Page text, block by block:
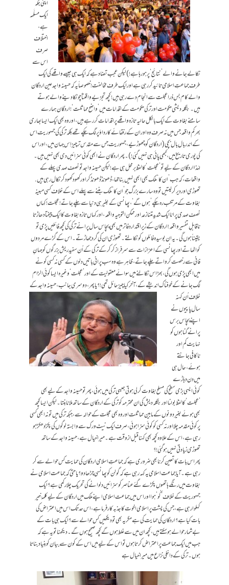
اپنی جگہ
ایک مسلَّمہ
ہے،
اختلاف
صرف
اس سے
نکالے جانے والے ’نتائج‘ پر ہو رہا ہے!) لیکن عجب تضاد ہے کہ ایک ہی جیسے واقعے کی ایک
طرف جماعتِ اسلامی تائید کر رہی ہے اور ایک طرف مخالفت! خصوصاً یہ کہ حسینہ واجد عین اردگان
والے کام بس ذرا عجلت سے انجام دے رہی ہیں! کچھ تجزیے واقعتاً چونکا دینے والے ہوتے
ہیں۔ بنگلہ دیشی حکومت اور ترکی حکومت کے اقدامات میں ’واضح مماثلت‘! اردگان ہمارے
سامنے بغاوت کے ایک بالکل حالیہ تازہ واقعے پر اقدامات کر رہے ہیں، اور وہ بھی ایک ایسا بھاری
بھرکم واقعہ جس میں نہ صرف وہ اور ان کے رفقائےکار داؤ پر لگ چکے تھے بلکہ ترکی کی جمہوریت اس
کے اندر بال بال بچی (اردگان کو چھوڑیے، جمہوریت جس سے مقدس تر چیز اِس جہان میں، اور اس
کی پوری تاریخ میں، کبھی پائی ہی نہیں گئی!)۔ پھر اردگان نے ابھی کوئی سزائیں دی بھی نہیں ہیں۔
لہٰذا اردگان کےلیے تو ’عجلت‘ کا لفظ برمحل ہی ہے! لیکن حسینہ واجد تو نصف صدی پہلے کے
واقعات، کہ جب ’ان کا‘ ملک بھی ابھی نہیں بنا تھا، ڈھونڈ ڈھونڈ کر اور کھود کھود کر نکال رہی ہیں.
تھوڑی اور دیر کر لیتیں تو وہ سارے بزرگ جو ’ان کا‘ ملک بننے سے پہلے اس کے خلاف کسی مبینہ
بغاوت کے مرتکب رہ چکے ’ہوں گے‘، پھانسی کے بغیر ہی دنیا سے چلے جاتے! عجلت! کہاں
نصف صدی پرانا ایک شدید متنازعہ اور ممکن التوجیہ واقعہ، اور کہاں تازہ بغاوت کا ایک چیختا دھاڑتا
ناقابلِ تفسیر واقعہ! اردگان کے زیراقتدار دفاتر میں بھی پچاس سال پرانے ترکی کی کچھ فائلیں پڑی تو
یقیناً ہوں گی۔ یہ ان بوسیدہ فائلوں کو نکالتے۔ تھوڑی ان کی گرد جھاڑتے۔ اس کے گڑے مردوں
کو اٹھاتے اور پھانسی کے اعزازات سے سرفراز کر کر کے ترکی کے اُن سفید ریش بزرگوں کو جہانِ
فانی سے رخصت کرواتے چلے جاتے، ظاہر ہے وہ سب پرانی باتیں دلوں کے کسی نہ کسی کونے
میں ابھی پڑی ہوں گی، بھڑاس نکالنے میں سوائے معقولیت کے اور ’عجلت‘ وغیرہ ایسا کوئی الزام
لگ جانے کے خوفناک اندیشے کے، آخر کیا چیز حائل تھی!؟ یا پھر، دوسری جانب،حسینہ واجد کے
خلاف اُن کہنہ
سال پاپیوں نے
اپنے پچاس برس
پرانے گناہوں کو
نہایت کم اور
ناکافی جانتے
ہوئے، حال ہی
میں دن دہاڑے
کوئی ایسی بڑی سطح کی مسلح بغاوت کر لی ہوتی جیسی ترکی میں ہوئی، پھر تو حسینہ واجد کےلیے بھی
’عجلت‘ کا لفظ بولنا اور بنگلہ دیش کی ان محترمہ کو ترکی کے اردگان کے ساتھ ملانا بنتا۔ لیکن ایسا کچھ
بھی ہوئے بغیر دونوں کے مابین مماثلت اور وہ بھی عجلت کے حوالہ سے، جبکہ ترکی میں تو نہ ابھی کسی
پر کوئی مقدمہ چلا اور نہ کسی کو کوئی سزا ہوئی، صرف ایک نیٹ ورک سے وابستہ لوگوں کی پکڑ دھکڑ ہو
رہی ہے، اس کے علاوہ کچھ بھی کہنا قبل از وقت ہے۔ میرا خیال ہے، حسینہ واجد کے ساتھ
تھوڑی زیادتی نہیں ہو گئی!؟
پھر اس بات کا تعین کرنا بھی ضروری ہے کہ جماعتِ اسلامی اردگان کی حمایت کس حوالے سے کر
رہی ہے۔ آیا جماعت اسلامی یہ کہہ رہی ہے کہ گولن کو پھانسی چڑھا دو؟ یا حتیٰ کہ جماعت اسلامی نے
بغاوت میں رنگے ہاتھوں پکڑے گئے عناصر کو سزائیں دلوانے کی تحریک چلا رکھی ہے؟ ایک
جمہوریت کے خلاف ‘کُو’ ہوا اور اس میں جماعت اسلامی اپنے ملک میں اردگان کےلیے کلمۂ خیر
کہلوا رہی ہے، جس کی پشت پر اسلامی اخوت کا جذبہ کارفرما ہے، اس حد تک اس میں اعتراض کی
بات کیا ہے؟ اردگان کی حمایت کی ہے مگر یہ بھی تو دیکھیں کس حوالے سے؟ ایک ہی بات کے
بےشمار حوالے ہو سکتے ہیں، کچھ ان میں سے غلط ہوں گے کچھ صحیح ہوں گے۔ دیکھنا تو یہ ہے کہ
جب میں ایک جماعت پر اعتراض کرتا ہوں تو اس کےلیے میں اس کے کون سے بیان کو بنیاد بناتا
ہوں۔ ترکی کے داخلی نزاع میں میرا خیال ہے